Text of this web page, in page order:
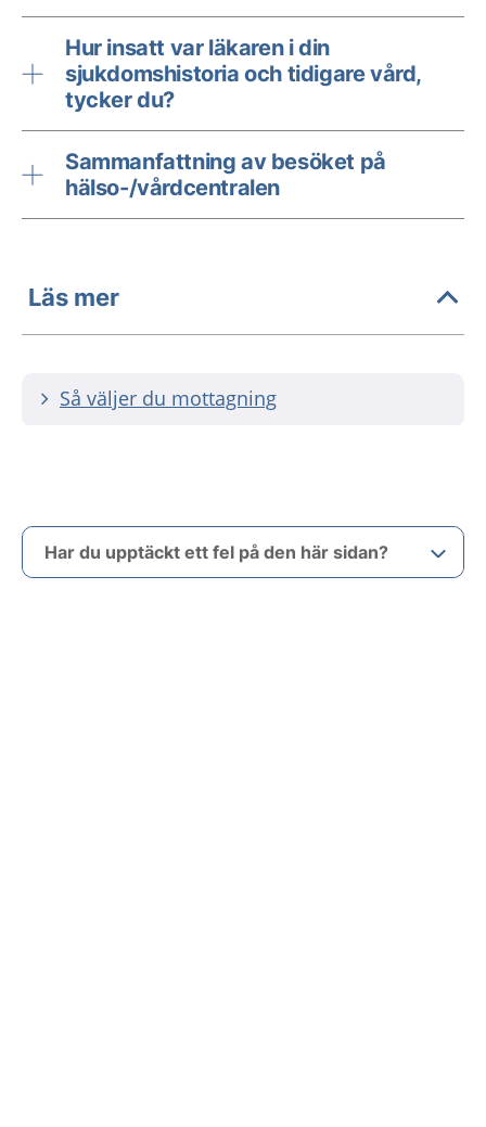
Hur insatt var läkaren i din
sjukdomshistoria och tidigare vård,
tycker du?
Sammanfattning av besöket på
hälso-/vårdcentralen
Läs mer
Så väljer du mottagning
Har du upptäckt ett fel på den här sidan?